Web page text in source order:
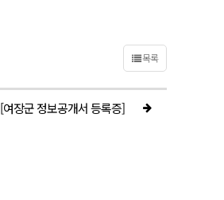
목록
[여장군 정보공개서 등록증]